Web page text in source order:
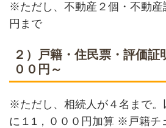
※ただし、不動産２個・不動産
円まで
２）戸籍・住民票・評価
００円～
※ただし、相続人が４名まで。
に１1，０００円加算 ※戸籍チ